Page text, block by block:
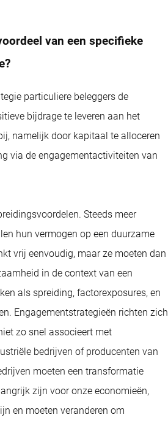
van een specifieke
particuliere beleggers de
bijdrage te leveren aan het
namelijk door kapitaal te alloceren
via de engagementactiviteiten van
Steeds meer
hun vermogen op een duurzame
vrij eenvoudig, maar ze moeten dan
in de context van een
als spreiding, factorexposures, en
Engagementstrategieën richten zich
zo snel associeert met
bedrijven of producenten van
moeten een transformatie
zijn voor onze economieën,
en moeten veranderen om